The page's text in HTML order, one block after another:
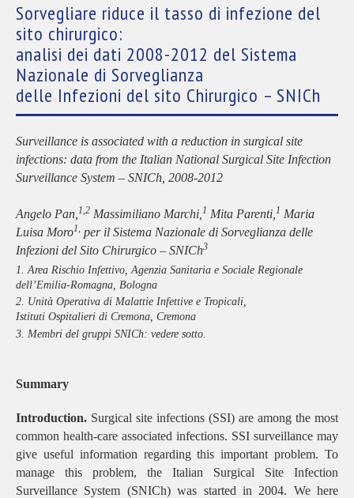
Sorvegliare riduce il tasso di infezione del
sito chirurgico:
analisi dei dati 2008-2012 del Sistema
Nazionale di Sorveglianza
delle Infezioni del sito Chirurgico – SNICh
Surveillance is associated with a reduction in surgical site
infections: data from the Italian National Surgical Site Infection
Surveillance System – SNICh, 2008-2012
Angelo Pan, 1,2 Massimiliano Marchi, 1 Mita Parenti, 1 Maria
Luisa Moro1, per il Sistema Nazionale di Sorveglianza delle
Infezioni del Sito Chirurgico – SNICh3
1. Area Rischio Infettivo, Agenzia Sanitaria e Sociale Regionale
dell’Emilia-Romagna, Bologna
2. Unità Operativa di Malattie Infettive e Tropicali,
Istituti Ospitalieri di Cremona, Cremona
3. Membri del gruppi SNICh: vedere sotto.
Summary
Introduction. Surgical site infections (SSI) are among the most
common health-care associated infections. SSI surveillance may
give useful information regarding this important problem. To
manage this problem, the Italian Surgical Site Infection
Surveillance System (SNICh) was started in 2004. We here